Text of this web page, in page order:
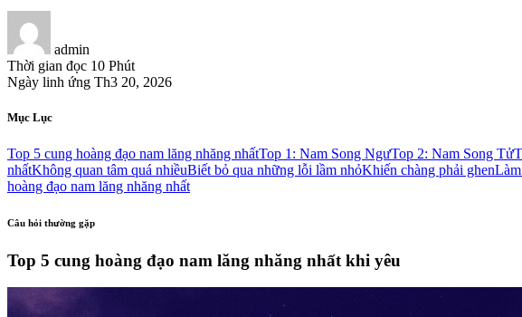
admin
Thời gian đọc 10 Phút
Ngày linh ứng Th3 20, 2026
Mục Lục
Top 5 cung hoàng đạo nam lăng nhăng nhấtTop 1: Nam Song NgưTop 2: Nam Song Tử
nhấtKhông quan tâm quá nhiềuBiết bỏ qua những lỗi lầm nhỏKhiến chàng phải ghen
hoàng đạo nam lăng nhăng nhất
Câu hỏi thường gặp
Top 5 cung hoàng đạo nam lăng nhăng nhất khi yêu